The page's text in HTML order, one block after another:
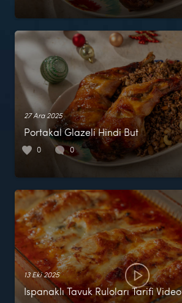
27 Ara 2025
Portakal Glazeli Hindi But
0 0
13 Eki 2025
Ispanaklı Tavuk Ruloları Tarifi Video